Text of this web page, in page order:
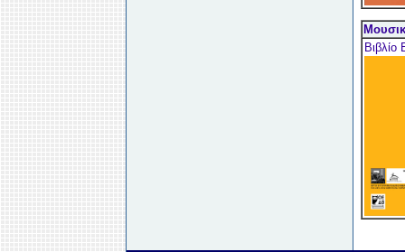
Βιβλίο